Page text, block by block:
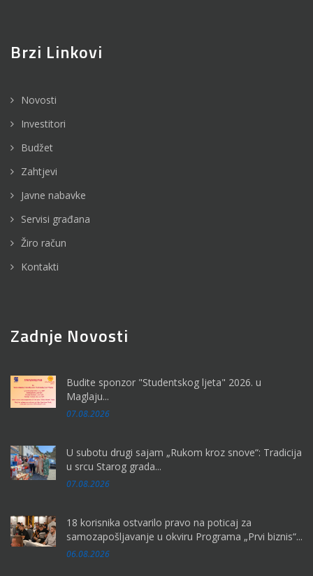
Brzi Linkovi
Novosti
Investitori
Budžet
Zahtjevi
Javne nabavke
Servisi građana
Žiro račun
Kontakti
Zadnje Novosti
Budite sponzor "Studentskog ljeta" 2026. u
Maglaju...
07.08.2026
U subotu drugi sajam „Rukom kroz snove“: Tradicija
u srcu Starog grada...
07.08.2026
18 korisnika ostvarilo pravo na poticaj za
samozapošljavanje u okviru Programa „Prvi biznis“...
06.08.2026